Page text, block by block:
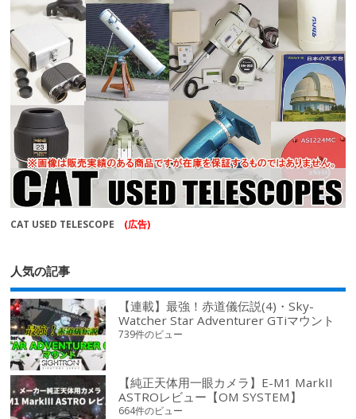
CAT USED TELESCOPE (広告)
人気の記事
【連載】最強！赤道儀伝説(4)・Sky-
Watcher Star Adventurer GTiマウント
739件のビュー
【純正天体用一眼カメラ】E-M1 MarkII
ASTROレビュー【OM SYSTEM】
664件のビュー